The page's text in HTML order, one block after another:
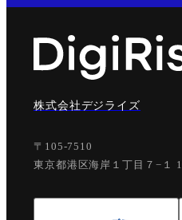
株式会社デジライズ
〒105-7510
東京都港区海岸１丁目７−１